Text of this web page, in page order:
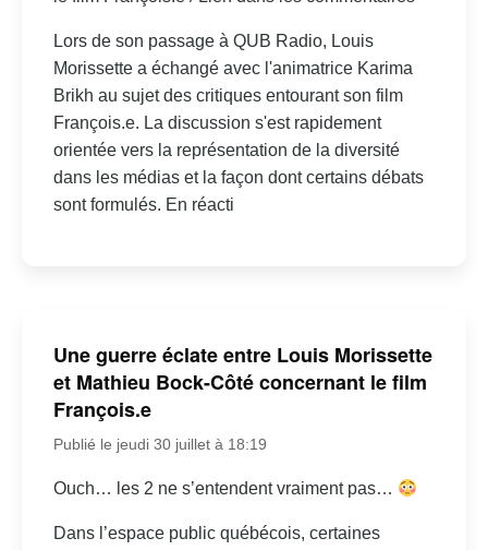
Lors de son passage à QUB Radio, Louis
Morissette a échangé avec l'animatrice Karima
Brikh au sujet des critiques entourant son film
François.e. La discussion s'est rapidement
orientée vers la représentation de la diversité
dans les médias et la façon dont certains débats
sont formulés. En réacti
Une guerre éclate entre Louis Morissette
et Mathieu Bock-Côté concernant le film
François.e
Publié le jeudi 30 juillet à 18:19
Ouch… les 2 ne s’entendent vraiment pas…
Dans l’espace public québécois, certaines